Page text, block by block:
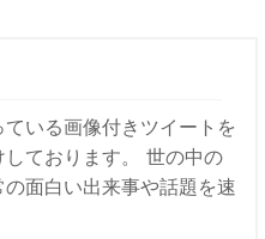
いる画像付きツイートを
ております。 世の中の
面白い出来事や話題を速